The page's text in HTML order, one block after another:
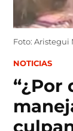
Foto: Aristegui
POSTED
NOTICIAS
“¿Por